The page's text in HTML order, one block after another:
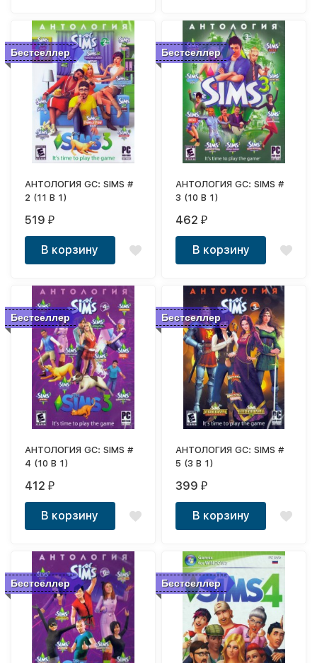
Бестселлер
АНТОЛОГИЯ GC: SIMS #
2 (11 В 1)
519₽
В корзину
Бестселлер
АНТОЛОГИЯ GC: SIMS #
3 (10 В 1)
462₽
В корзину
Бестселлер
АНТОЛОГИЯ GC: SIMS #
4 (10 В 1)
412₽
В корзину
Бестселлер
АНТОЛОГИЯ GC: SIMS #
5 (3 В 1)
399₽
В корзину
Бестселлер Бестселлер